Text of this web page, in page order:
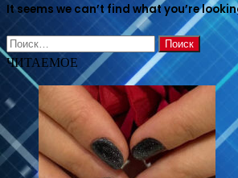
It seems we can’t find what you’re
Найти:
ЧИТАЕМОЕ